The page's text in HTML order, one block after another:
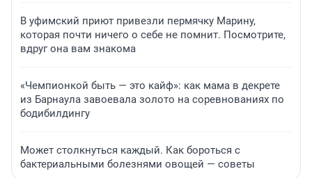
В уфимский приют привезли пермячку Марину,
которая почти ничего о себе не помнит. Посмотрите,
вдруг она вам знакома
«Чемпионкой быть — это кайф»: как мама в декрете
из Барнаула завоевала золото на соревнованиях по
бодибилдингу
Может столкнуться каждый. Как бороться с
бактериальными болезнями овощей — советы